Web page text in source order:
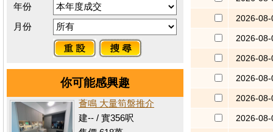
年份
月份
你可能感興趣
薈鳴 大量筍盤推介
建-- / 實356呎
2026-08-
2026-08-
2026-08-
2026-08-
2026-08-
2026-08-